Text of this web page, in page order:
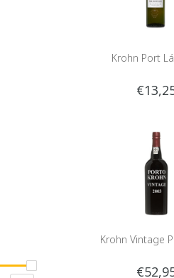
Krohn Port
Krohn Vintage